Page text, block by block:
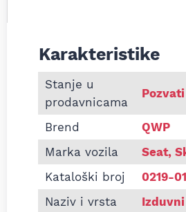
Informacije o Zadnji lonac
Karakteristike
Stanje u
prodavnicama
Brend
QWP
Marka vozila
Seat,
Kataloški broj
0219-
Naziv i vrsta